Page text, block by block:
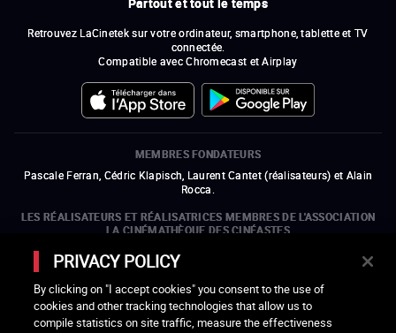
Retrouvez LaCinetek sur votre ordinateur, smartphone, tablette et TV
connectée.
Compatible avec Chromecast et Airplay
MEMBRES FONDATEURS
Pascale Ferran, Cédric Klapisch, Laurent Cantet (réalisateurs) et Alain
Rocca.
LES RÉALISATEURS ET RÉALISATRICES MEMBRES DE L'ASSOCIATION
LA CINÉMATHÈQUE DES CINÉASTES
Olivier Assayas, Bertrand Bonello, Michel Hazanavicius (représentant de
l'ARP), Rebecca Zlotowski et Mikael Buch (représentant de la SRF)
LES ORGANISMES MEMBRES DE L'ASSOCIATION LA CINÉMATHÈQUE
DES CINÉASTES
PRIVACY POLICY
By clicking on "I accept cookies" you consent to the use of
cookies and other tracking technologies that allow us to
compile statistics on site traffic, measure the effectiveness